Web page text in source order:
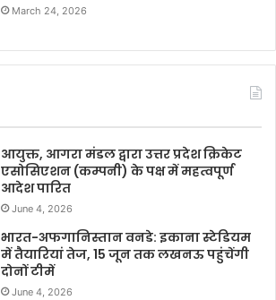
March 24, 2026
आयुक्त, आगरा मंडल द्वारा उत्तर प्रदेश क्रिकेट
एसोसिएशन (कम्पनी) के पक्ष में महत्वपूर्ण
आदेश पारित
June 4, 2026
भारत-अफगानिस्तान वनडे: इकाना स्टेडियम
में तैयारियां तेज, 15 जून तक लखनऊ पहुंचेंगी
दोनों टीमें
June 4, 2026